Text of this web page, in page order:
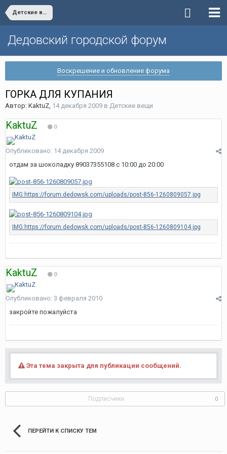
Детские вещи
Дедовский городской форум
Воскрешение и обновление форума
ГОРКА ДЛЯ КУПАНИЯ
Автор: KaktuZ, 14 декабря 2009 в Детские вещи
KaktuZ 0
Опубликовано: 14 декабря 2009
отдам за шоколадку 89037355108 с 10:00 до 20:00
KaktuZ 0
Опубликовано: 3 февраля 2010
закройте пожалуйста
Эта тема закрыта для публикации сообщений.
Подписчики 0
ПЕРЕЙТИ К СПИСКУ ТЕМ